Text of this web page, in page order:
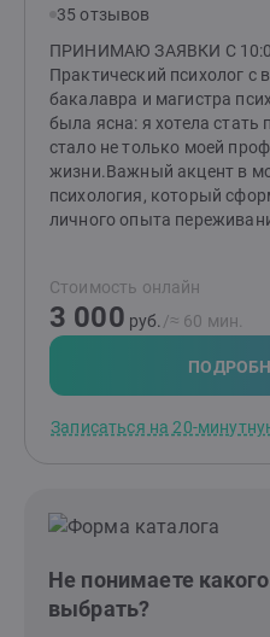
35 отзывов
ПРИНИМАЮ ЗАЯВКИ С
Практический психолог
бакалавра и магистра
была ясна: я хотела стать
стало не только моей
жизни.Важный акцент в
психология, который
личного опыта
отношений, а также
любви.Помимо этого, я
с посттравматическим
(ПТСР),
тревожностью, низкой
отношения с
находим способы
реакциями.Сегодня я
опыт, чтобы помочь
сложностями в себе, в
Стоимость онлайн
3 000 руб. /≈ 60 мин.
Записаться на 20-
Не понимаете
выбрать?